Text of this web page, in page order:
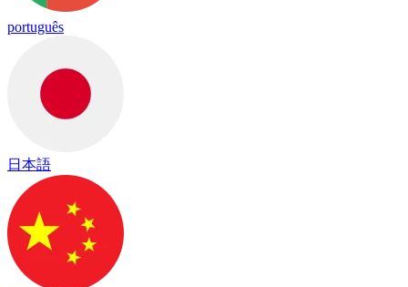
português
日本語